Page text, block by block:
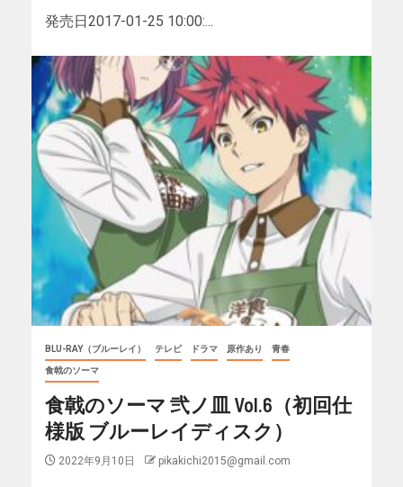
発売日2017-01-25 10:00:...
BLU-RAY（ブルーレイ） テレビ ドラマ 原作あり 青春
食戟のソーマ
食戟のソーマ 弐ノ皿 Vol.6（初回仕
様版 ブルーレイディスク）
2022年9月10日 pikakichi2015@gmail.com